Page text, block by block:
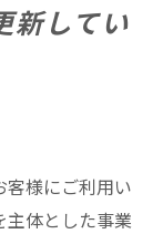
新してい
様にご利用い
主体とした事業